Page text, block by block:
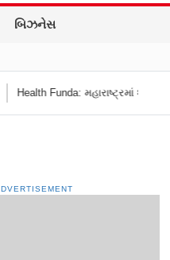
બિઝનેસ
મહારાષ્ટ્રમાં શાળાની બહાર